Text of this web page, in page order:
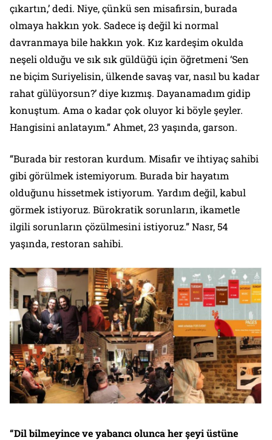
çıkartın,’ dedi. Niye, çünkü sen misafirsin, burada
olmaya hakkın yok. Sadece iş değil ki normal
davranmaya bile hakkın yok. Kız kardeşim okulda
neşeli olduğu ve sık sık güldüğü için öğretmeni ‘Sen
ne biçim Suriyelisin, ülkende savaş var, nasıl bu kadar
rahat gülüyorsun?’ diye kızmış. Dayanamadım gidip
konuştum. Ama o kadar çok oluyor ki böyle şeyler.
Hangisini anlatayım.” Ahmet, 23 yaşında, garson.
“Burada bir restoran kurdum. Misafir ve ihtiyaç sahibi
gibi görülmek istemiyorum. Burada bir hayatım
olduğunu hissetmek istiyorum. Yardım değil, kabul
görmek istiyoruz. Bürokratik sorunların, ikametle
ilgili sorunların çözülmesini istiyoruz.”Nasr, 54
yaşında, restoran sahibi.
“Dil bilmeyince ve yabancı olunca her şeyi üstüne